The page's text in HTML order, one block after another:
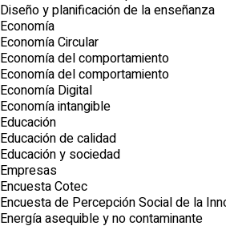
Diseño y planificación de la enseñanza
Economía
Economía Circular
Economía del comportamiento
Economía del comportamiento
Economía Digital
Economía intangible
Educación
Educación de calidad
Educación y sociedad
Empresas
Encuesta Cotec
Encuesta de Percepción Social de la
Energía asequible y no contaminante